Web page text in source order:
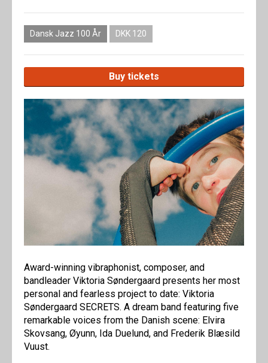
Dansk Jazz 100 År DKK 120
Buy tickets
Award-winning vibraphonist, composer, and
bandleader Viktoria Søndergaard presents her most
personal and fearless project to date: Viktoria
Søndergaard SECRETS. A dream band featuring five
remarkable voices from the Danish scene: Elvira
Skovsang, Øyunn, Ida Duelund, and Frederik Blæsild
Vuust.